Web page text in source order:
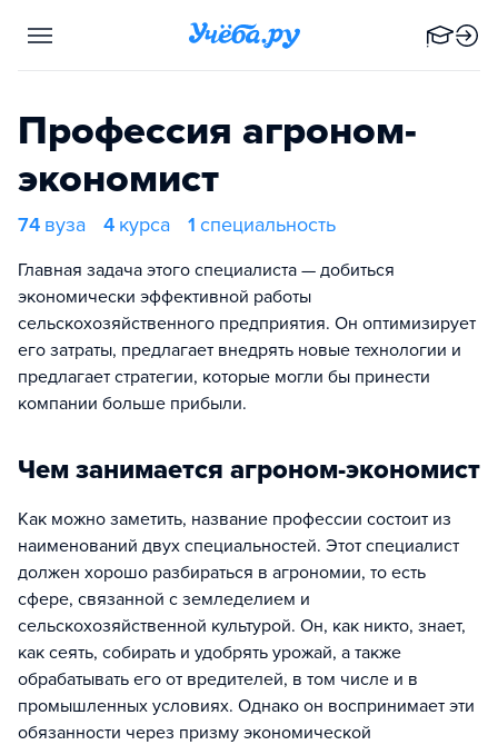
Профессия агроном-
экономист
74 вуза 4 курса 1 специальность
Главная задача этого специалиста — добиться
экономически эффективной работы
сельскохозяйственного предприятия. Он оптимизирует
его затраты, предлагает внедрять новые технологии и
предлагает стратегии, которые могли бы принести
компании больше прибыли.
Чем занимается агроном-экономист
Как можно заметить, название профессии состоит из
наименований двух специальностей. Этот специалист
должен хорошо разбираться в агрономии, то есть
сфере, связанной с земледелием и
сельскохозяйственной культурой. Он, как никто, знает,
как сеять, собирать и удобрять урожай, а также
обрабатывать его от вредителей, в том числе и в
промышленных условиях. Однако он воспринимает эти
обязанности через призму экономической